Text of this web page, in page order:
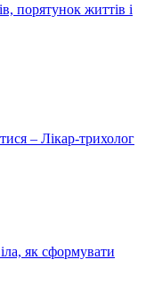
порятунок життів і
– Лікар-трихолог
як сформувати